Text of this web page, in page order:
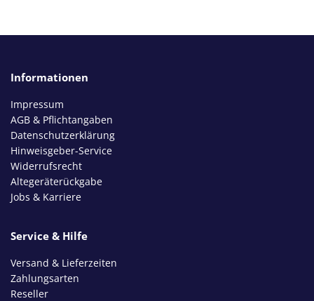
Informationen
Impressum
AGB & Pflichtangaben
Datenschutzerklärung
Hinweisgeber-Service
Widerrufsrecht
Altegeräterückgabe
Jobs & Karriere
Service & Hilfe
Versand & Lieferzeiten
Zahlungsarten
Reseller